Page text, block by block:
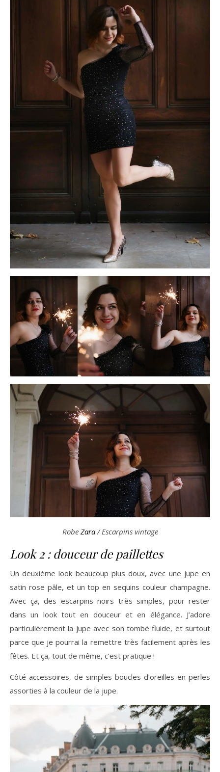
Robe Zara/ Escarpins vintage
Look 2 : douceur de paillettes
Un deuxième look beaucoup plus doux, avec une jupe en
satin rose pâle, et un top en sequins couleur champagne.
Avec ça, des escarpins noirs très simples, pour rester
dans un look tout en douceur et en élégance. J’adore
particulièrement la jupe avec son tombé fluide, et surtout
parce que je pourrai la remettre très facilement après les
fêtes. Et ça, tout de même, c’est pratique !
Côté accessoires, de simples boucles d’oreilles en perles
assorties à la couleur de la jupe.